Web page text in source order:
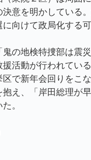
決意を明かしている
に向けて政局化する
の地検特捜部は震
援活動が行われてい
区で新年会回りをこ
抱え、「岸田総理が
。